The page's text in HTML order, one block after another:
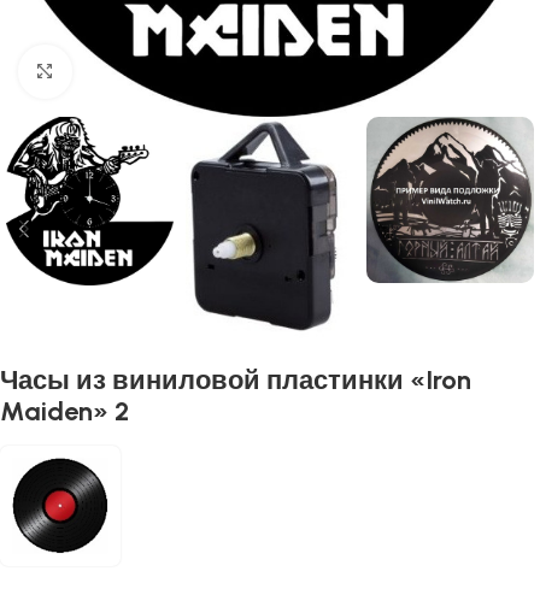
Нажмите, чтобы увеличить
Часы из виниловой пластинки «Iron
Maiden» 2